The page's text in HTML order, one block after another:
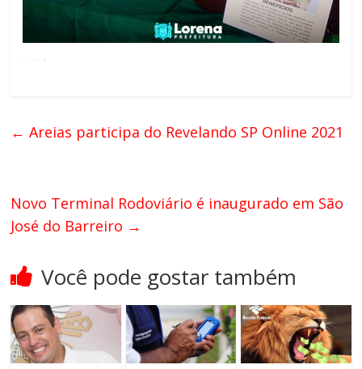
← Areias participa do Revelando SP Online 2021
Novo Terminal Rodoviário é inaugurado em São
José do Barreiro →
Você pode gostar também